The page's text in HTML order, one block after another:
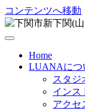
コンテンツへ移動
Home
LUANAにつ
スタジ
インス
アクセ